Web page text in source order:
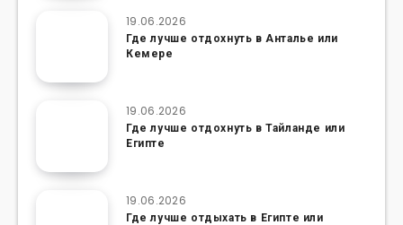
19.06.2026
Где лучше отдохнуть в Анталье или
Кемере
19.06.2026
Где лучше отдохнуть в Тайланде или
Египте
19.06.2026
Где лучше отдыхать в Египте или